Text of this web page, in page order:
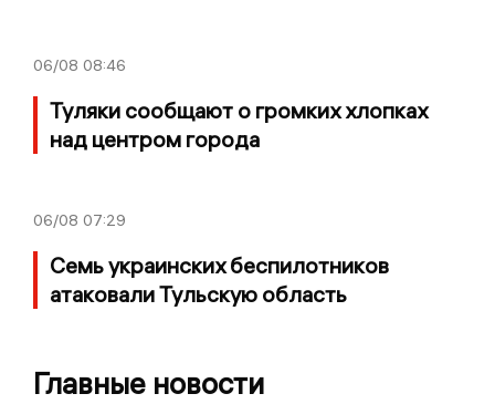
06/08 08:46
Туляки сообщают о громких хлопках
над центром города
06/08 07:29
Семь украинских беспилотников
атаковали Тульскую область
Главные новости